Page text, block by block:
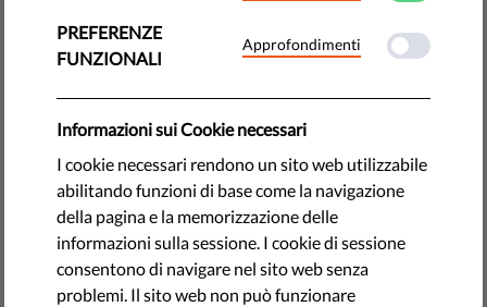
Il Parlamento Europeo aveva chiesto alla Commissione di
creare un nuovo fondo per supportare le associazioni per i
diritti umani nell'UE. La Commissione non lo ha fatto.
Confrontiamo la richiesta del Parlamento e la risposta della
Commissione.
by Israel Butler
giugno 25, 2018
Liberties haappena pubblicato un documentoche analizza
proposta della Commissione per il programma Diritti e
Valori comparandola con lo European Values Instrument
PREFERENZE
FUNZIONALI
Approfondimenti
Informazioni sui Cookie necessari
I cookie necessari rendono un sito web utilizzabile
abilitando funzioni di base come la navigazione
della pagina e la memorizzazione delle
informazioni sulla sessione. I cookie di sessione
consentono di navigare nel sito web senza
problemi. Il sito web non può funzionare